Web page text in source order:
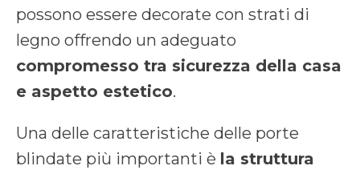
possono essere decorate con strati di
legno offrendo un adeguato
compromesso tra sicurezza della casa
e aspetto estetico.
Una delle caratteristiche delle porte
blindate più importanti è la struttura